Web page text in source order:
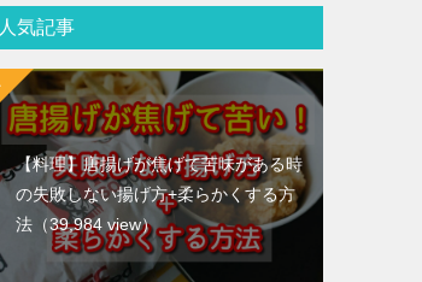
人気記事
【料理】唐揚げが焦げて苦味がある時
の失敗しない揚げ方+柔らかくする方
法 （39,984 view）